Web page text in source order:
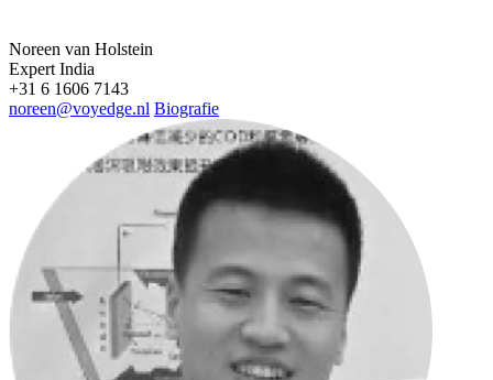
Noreen van Holstein
Expert India
+31 6 1606 7143
noreen@voyedge.nl Biografie